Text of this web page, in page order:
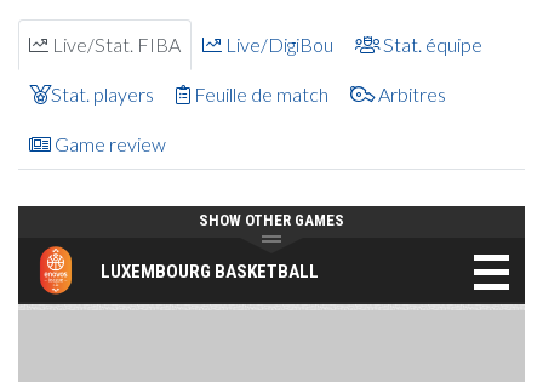
Live/Stat. FIBA Live/DigiBou Stat. équipe
Stat. players Feuille de match Arbitres
Game review